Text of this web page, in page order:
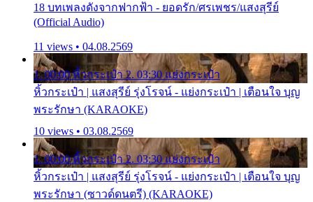
18 บทเพลงดังจากฟากฟ้า - ยอดรัก/ศรเพชร/แสงสุรีย์
(Official Audio)
11 views • 04.08.2569
1. 00:00 หิ้วกระเป๋า 2. 03:30 แย่งกระเป๋า
หิ้วกระเป๋า | แสงสุรีย์ รุ่งโรจน์ - แย่งกระเป๋า | เตือนใจ บุญ
พระรักษา (KARAOKE)
10 views • 03.08.2569
1. 00:00 หิ้วกระเป๋า 2. 03:30 แย่งกระเป๋า
หิ้วกระเป๋า | แสงสุรีย์ รุ่งโรจน์ - แย่งกระเป๋า | เตือนใจ บุญ
พระรักษา (ซาวด์ดนตรี) (KARAOKE)